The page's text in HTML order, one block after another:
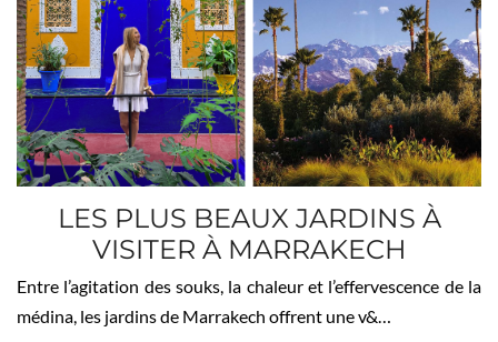
LES PLUS BEAUX JARDINS À
VISITER À MARRAKECH
Entre l’agitation des souks, la chaleur et l’effervescence de la
médina, les jardins de Marrakech offrent une v&…